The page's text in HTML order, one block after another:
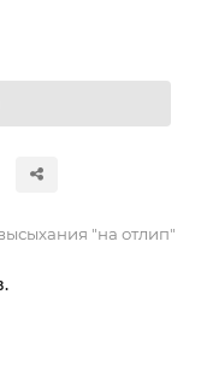
"на отлип"